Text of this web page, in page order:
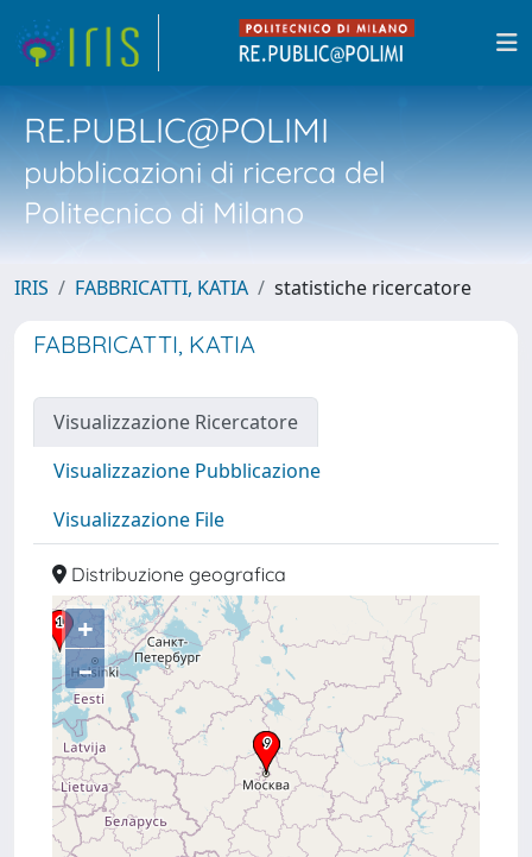
RE.PUBLIC@POLIMI
pubblicazioni di ricerca del
Politecnico di Milano
IRIS FABBRICATTI, KATIA statistiche ricercatore
FABBRICATTI, KATIA
Visualizzazione Ricercatore
Visualizzazione Pubblicazione
Visualizzazione File
Distribuzione geografica
+
–